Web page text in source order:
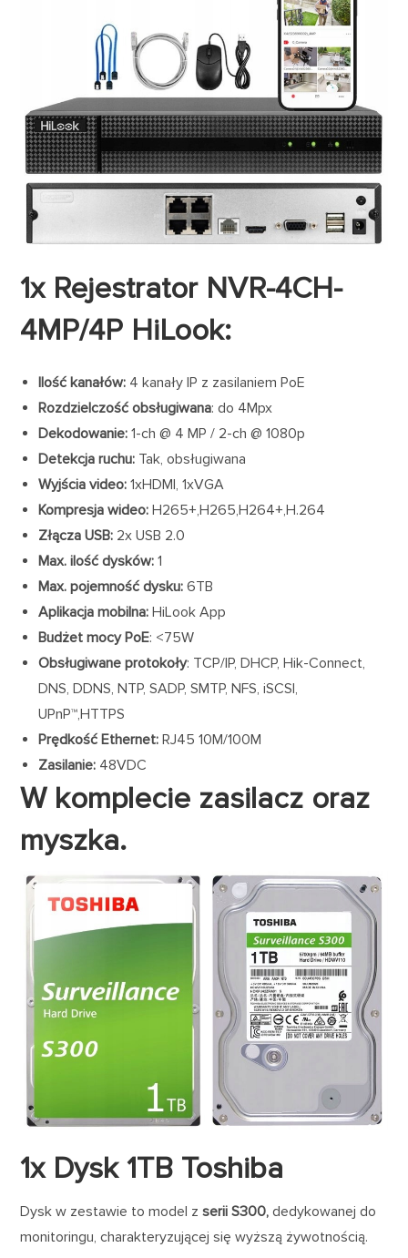
1x Rejestrator NVR-4CH-
4MP/4P HiLook:
Ilość kanałów: 4 kanały IP z zasilaniem PoE
Rozdzielczość obsługiwana: do 4Mpx
Dekodowanie: 1-ch @ 4 MP / 2-ch @ 1080p
Detekcja ruchu: Tak, obsługiwana
Wyjścia video: 1xHDMI, 1xVGA
Kompresja wideo:H265+,H265,H264+,H.264
Złącza USB: 2x USB 2.0
Max. ilość dysków: 1
Max. pojemność dysku: 6TB
Aplikacja mobilna: HiLook App
Budżet mocy PoE: <75W
Obsługiwane protokoły: TCP/IP, DHCP, Hik-Connect,
DNS, DDNS, NTP, SADP, SMTP, NFS, iSCSI,
UPnP™,HTTPS
Prędkość Ethernet: RJ45 10M/100M
Zasilanie: 48VDC
W komplecie zasilacz oraz
myszka.
1x Dysk 1TB Toshiba
Dysk w zestawie to model zserii S300, dedykowanej do
monitoringu, charakteryzującej się wyższą żywotnością.